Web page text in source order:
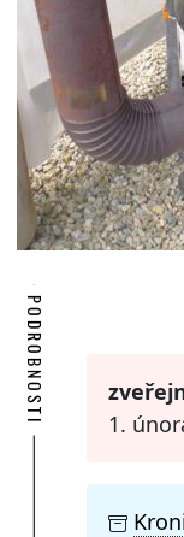
PODROBNOSTI
1.